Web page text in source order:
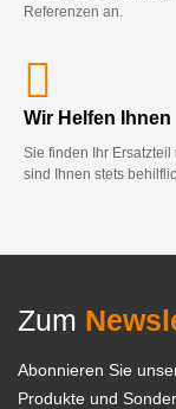
Referenzen an.
Wir Helfen Ihnen
Sie finden Ihr Ersatzteil
sind Ihnen stets
Zum
Abonnieren Sie
Produkte und